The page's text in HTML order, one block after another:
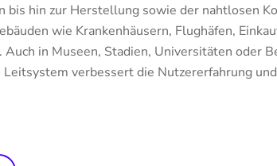
hin zur Herstellung sowie der nahtlosen
wie Krankenhäusern, Flughäfen,
in Museen, Stadien, Universitäten oder
verbessert die Nutzererfahrung